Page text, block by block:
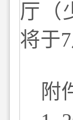
厅（
将于7
附